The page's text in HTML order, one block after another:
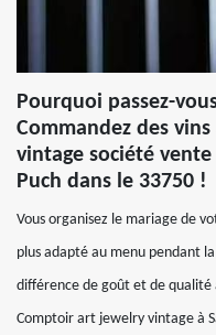
Pourquoi passez-
Commandez des
vintage société
Puch dans le 33750 !
Vous organisez le mariage de
plus adapté au menu pendant
différence de goût et de qualité
Comptoir art jewelry vintage à